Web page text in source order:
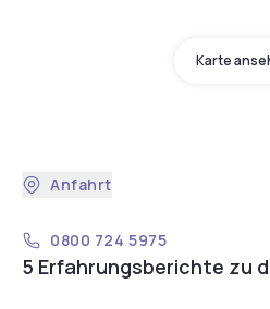
Karte
Anfahrt
0800 724 5975
5 Erfahrungsberichte zu